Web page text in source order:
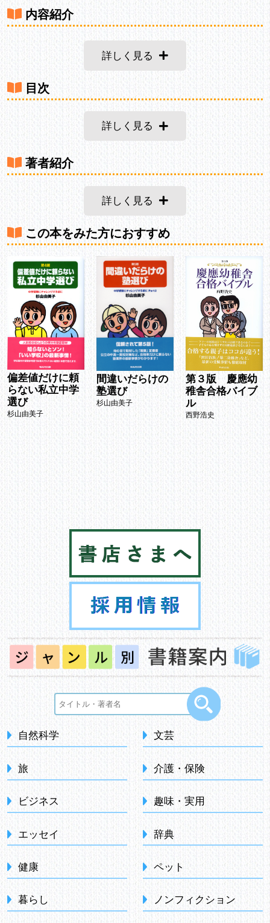
自然科学
旅
ビジネス
エッセイ
健康
暮らし
文芸
介護・保険
趣味・実用
辞典
ペット
ノンフィクション
内容紹介
詳しく見る
目次
詳しく見る
著者紹介
詳しく見る
この本をみた方におすすめ
偏差値だけに頼
らない私立中学
選び
杉山由美子
間違いだらけの
塾選び
杉山由美子
第３版 慶應幼
稚舎合格バイブ
ル
西野浩史